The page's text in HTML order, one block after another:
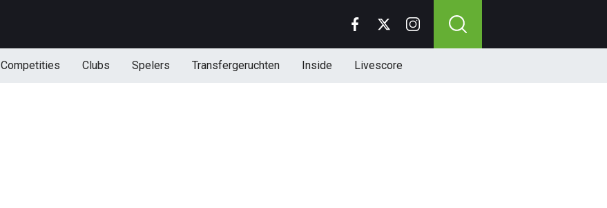
Competities Clubs Spelers Transfergeruchten Inside Livescore